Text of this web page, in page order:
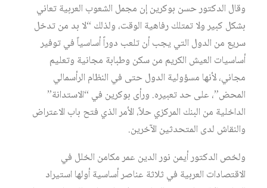
وقال الدكتور حسن بوكرين إن مجمل الشعوب العربية تعاني
بشكل كبير ولا تمتلك رفاهية الوقت، ولذلك “لا بد من تدخل
سريع من الدول التي يجب أن تلعب دوراً أساسياً في توفير
أساسيات العيش الكريم من سكن وطبابة مجانية وتعليم
مجاني، لأنها مسؤولية الدول حتى في النظام الرأسمالي
المحض”، على حد تعبيره. ورأى بوكرين في “الاستدانة”
الداخلية من البنك المركزي حلاً، الأمر الذي فتح باب الاعتراض
والنقاش لدى المتحدثين الآخرين.
ولخص الدكتور أيمن نور الدين عمر مكامن الخلل في
الاقتصادات العربية في ثلاثة عناصر أساسية أولها استيراد